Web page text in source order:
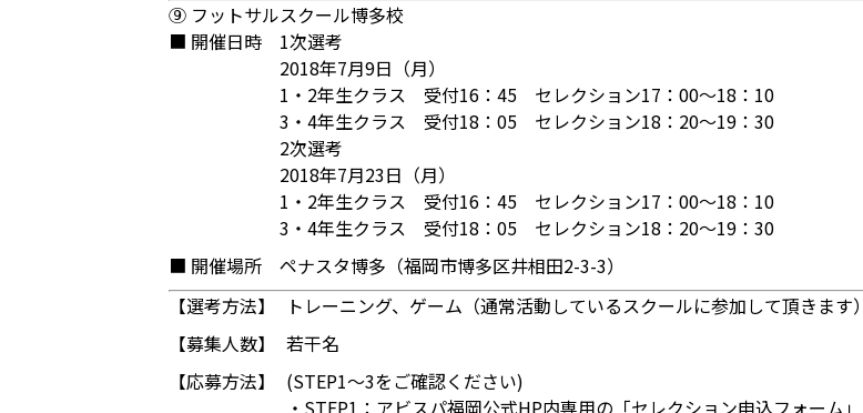
⑨ フットサルスクール博多校
■ 開催日時
1次選考
2018年7月9日（月）
1・2年生クラス 受付16：45 セレクション17：00～18：10
3・4年生クラス 受付18：05 セレクション18：20～19：30
2次選考
2018年7月23日（月）
1・2年生クラス 受付16：45 セレクション17：00～18：10
3・4年生クラス 受付18：05 セレクション18：20～19：30
■ 開催場所
ペナスタ博多（福岡市博多区井相田2-3-3）
【選考方法】
トレーニング、ゲーム（通常活動しているスクールに参加して頂きます）
【募集人数】
若干名
【応募方法】
(STEP1～3をご確認ください)
・STEP1：アビスパ福岡公式HP内専用の「セレクション申込フォーム